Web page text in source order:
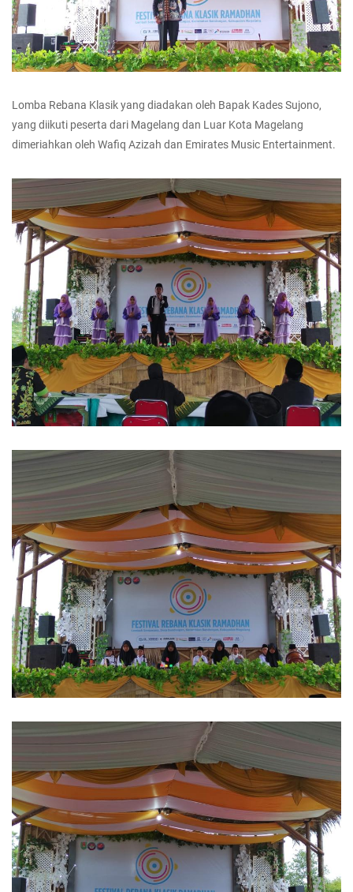
Lomba Rebana Klasik yang diadakan oleh Bapak Kades Sujono,
yang diikuti peserta dari Magelang dan Luar Kota Magelang
dimeriahkan oleh Wafiq Azizah dan Emirates Music Entertainment.